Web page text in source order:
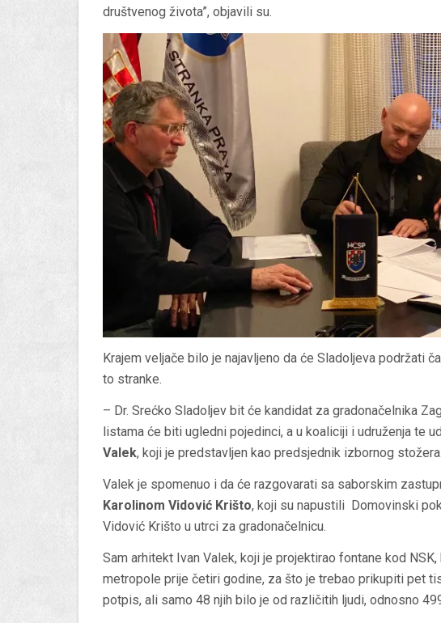
društvenog života”, objavili su.
Krajem veljače bilo je najavljeno da će Sladoljeva podržati
to stranke.
– Dr. Srećko Sladoljev bit će kandidat za gradonačelnika
listama će biti ugledni pojedinci, a u koaliciji i udruženja te
Valek, koji je predstavljen kao predsjednik izbornog stožera.
Valek je spomenuo i da će razgovarati sa saborskim
Karolinom Vidović Krišto, koji su napustili Domovinski
Vidović Krišto u utrci za gradonačelnicu.
Sam arhitekt Ivan Valek, koji je projektirao fontane kod
metropole prije četiri godine, za što je trebao prikupiti pet
potpis, ali samo 48 njih bilo je od različitih ljudi, odnosno